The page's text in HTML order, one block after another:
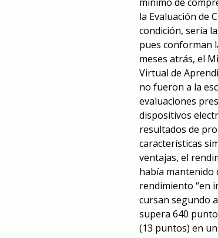
la Evaluación de
condición, sería
pues conforman
meses atrás, el
Virtual de
no fueron a la
evaluaciones
dispositivos
resultados de
características
ventajas, el
había mantenido
rendimiento “en
cursan segundo
supera 640
(13 puntos) en